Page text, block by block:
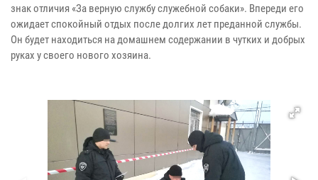
знак отличия «За верную службу служебной собаки». Впереди его
ожидает спокойный отдых после долгих лет преданной службы.
Он будет находиться на домашнем содержании в чутких и добрых
руках у своего нового хозяина.